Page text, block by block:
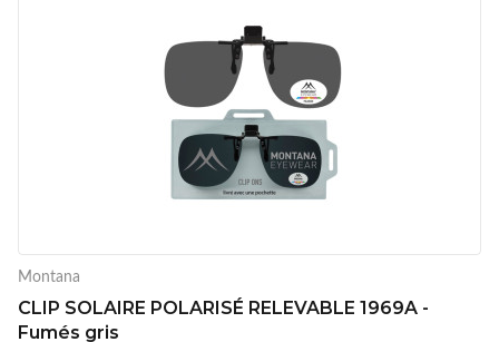
Montana
CLIP SOLAIRE POLARISÉ RELEVABLE 1969A -
Fumés gris